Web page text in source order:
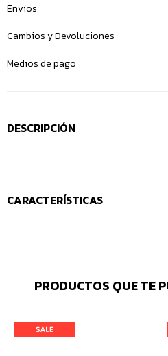
Envíos
Cambios y Devoluciones
Medios de pago
DESCRIPCIÓN
CARACTERÍSTICAS
PRODUCTOS QUE TE